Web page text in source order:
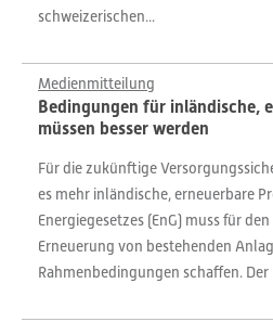
schweizerischen...
Medienmitteilung
Bedingungen für inländische,
müssen besser werden
Für die zukünftige
es mehr inländische, erneuerbare
Energiegesetzes (EnG) muss für
Erneuerung von bestehenden
Rahmenbedingungen schaffen. Der